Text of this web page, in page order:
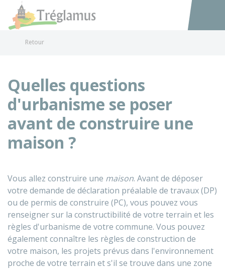
Accéder
Retour
Quelles questions
d'urbanisme se poser
avant de construire une
maison ?
Vous allez construire une maison. Avant de déposer
votre demande de déclaration préalable de travaux (DP)
ou de permis de construire (PC), vous pouvez vous
renseigner sur la constructibilité de votre terrain et les
règles d'urbanisme de votre commune. Vous pouvez
également connaître les règles de construction de
votre maison, les projets prévus dans l'environnement
proche de votre terrain et s'il se trouve dans une zone